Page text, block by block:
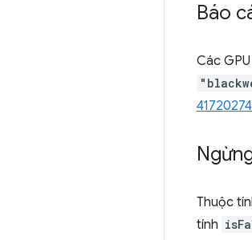
Báo
Các
Thuộc
tính